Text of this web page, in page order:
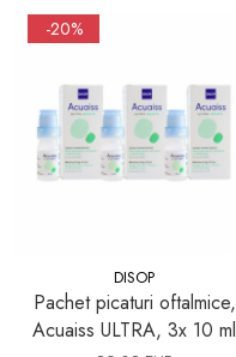
-20%
DISOP
Pachet picaturi oftalmice,
Acuaiss ULTRA, 3x 10 ml